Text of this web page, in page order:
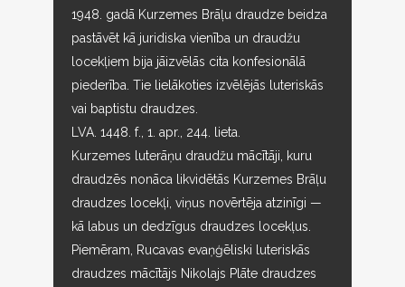
1948. gadā Kurzemes Brāļu draudze beidza
pastāvēt kā juridiska vienība un draudžu
locekļiem bija jāizvēlās cita konfesionālā
piederība. Tie lielākoties izvēlējās luteriskās
vai baptistu draudzes.
LVA. 1448. f., 1. apr., 244. lieta.
Kurzemes luterāņu draudžu mācītāji, kuru
draudzēs nonāca likvidētās Kurzemes Brāļu
draudzes locekļi, viņus novērtēja atzinīgi —
kā labus un dedzīgus draudzes locekļus.
Piemēram, Rucavas evaņģēliski luteriskās
draudzes mācītājs Nikolajs Plāte draudzes